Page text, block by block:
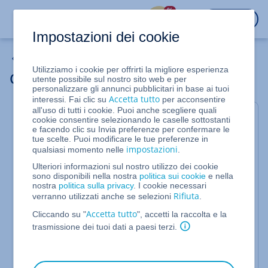
%
Conteggio interattivo: panoramica
Per Server Cloud, VPS, Server Virtuale Cloud,
Server Dedicati e Server dedicati in offerta speciale
gestiti nel Cloud Panel
In questo articolo ti illustriamo quali informazioni
sono presenti nella sezione
Costi > Conteggio interattivodel Cloud Panel.
Nella sezioneConteggio interattivovengono
rappresentati graficamente i costi degli ultimi mesi.
degli ultimi mesi e i costi previsti per il mese
Impostazioni dei cookie
Utilizziamo i cookie per offrirti la migliore esperienza
utente possibile sul nostro sito web e per
personalizzare gli annunci pubblicitari in base ai tuoi
interessi. Fai clic suAccetta tutto per acconsentire
all'uso di tutti i cookie. Puoi anche scegliere quali
cookie consentire selezionando le caselle sottostanti
e facendo clic su Invia preferenze per confermare le
tue scelte. Puoi modificare le tue preferenze in
qualsiasi momento nelle impostazioni
Ulteriori informazioni sul nostro utilizzo dei cookie
sono disponibili nella nostra politica sui cookie e nella
nostra politica sulla privacy. I cookie necessari
verranno utilizzati anche se selezioni Rifiuta
Cliccando su "Accetta tutto", accetti la raccolta e la
trasmissione dei tuoi dati a paesi terzi.